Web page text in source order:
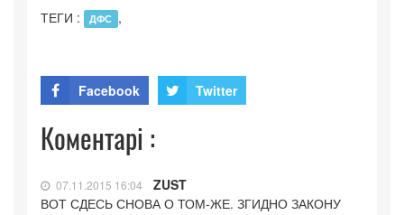
ТЕГИ :
ДФС ,
Facebook Twitter
Коментарі :
07.11.2015 16:04
ZUST
ВОТ СДЕСЬ СНОВА О ТОМ-ЖЕ. ЗГИДНО ЗАКОНУ